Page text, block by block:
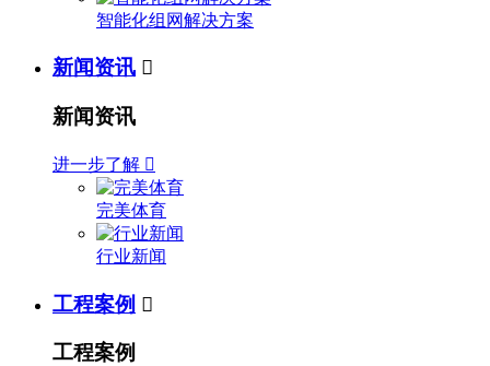
智能化组网解决方案
新闻资讯 
新闻资讯
进一步了解 
完美体育
行业新闻
工程案例 
工程案例